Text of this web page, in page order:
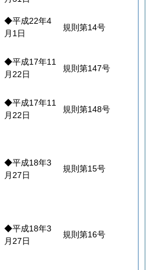
◆平成22年4
月1日
規則第14号
◆平成17年11
月22日
規則第147号
◆平成17年11
月22日
規則第148号
◆平成18年3
月27日
規則第15号
◆平成18年3
月27日
規則第16号